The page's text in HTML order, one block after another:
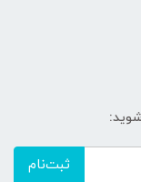
ثبت‌نام